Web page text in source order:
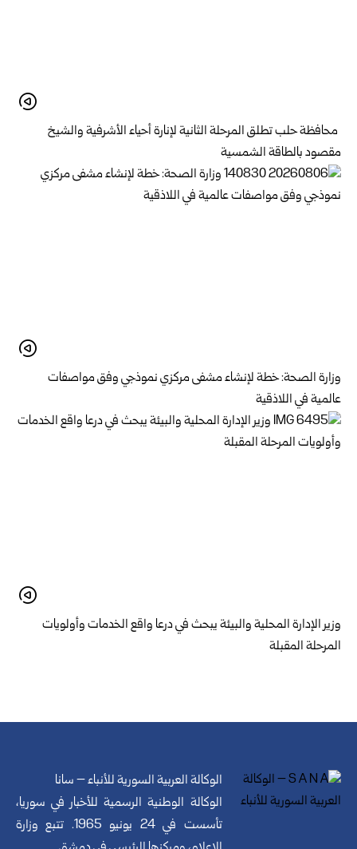
محافظة حلب تطلق المرحلة الثانية لإنارة أحياء الأشرفية والشيخ
مقصود بالطاقة الشمسية
وزارة الصحة: خطة لإنشاء مشفى مركزي نموذجي وفق مواصفات
عالمية في اللاذقية
وزير الإدارة المحلية والبيئة يبحث في درعا واقع الخدمات وأولويات
المرحلة المقبلة
الوكالة العربية السورية للأنباء – سانا
الوكالة الوطنية الرسمية للأخبار في سوريا،
تأسست في 24 يونيو 1965. تتبع وزارة